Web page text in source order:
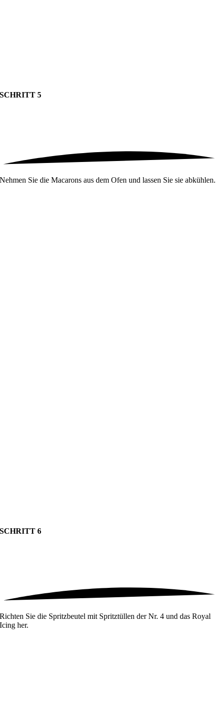
SCHRITT 5
Nehmen Sie die Macarons aus dem Ofen und lassen Sie sie abkühlen.
SCHRITT 6
Richten Sie die Spritzbeutel mit Spritztüllen der Nr. 4 und das Royal
Icing her.